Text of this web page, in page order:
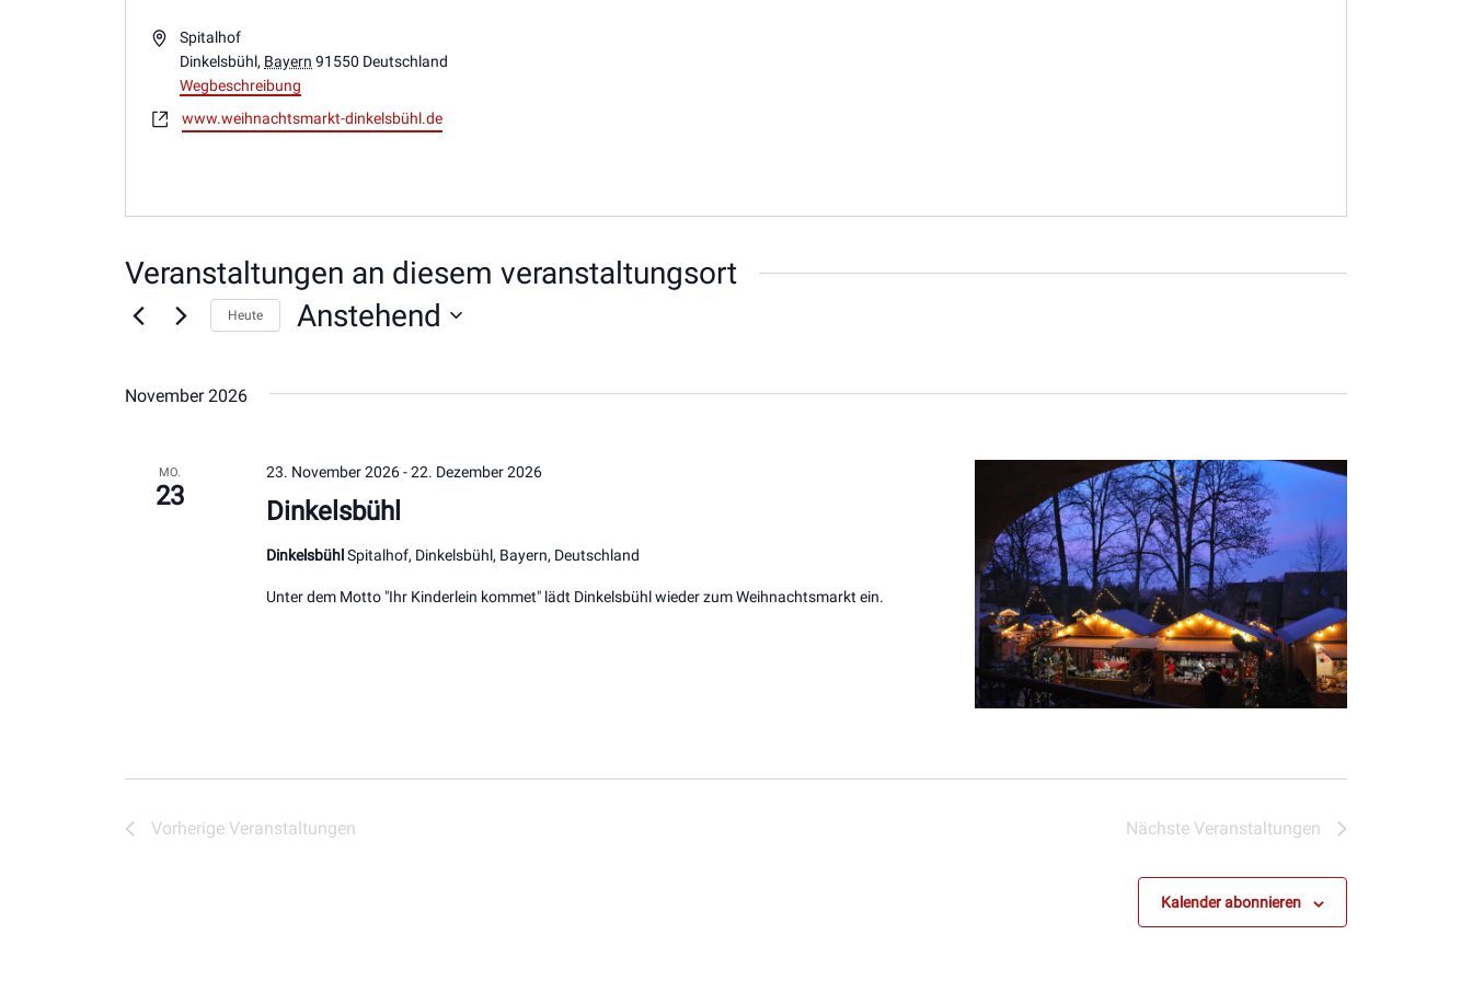
AdresseSpitalhof
Dinkelsbühl, Bayern 91550 Deutschland
Wegbeschreibung
Webseitewww.weihnachtsmarkt-dinkelsbühl.de
Veranstaltungen an diesem veranstaltungsort
Heute Anstehend
November 2026
MO.
23 Dinkelsbühl
23. November 2026-22. Dezember 2026
DinkelsbühlSpitalhof, Dinkelsbühl, Bayern, Deutschland
Unter dem Motto "Ihr Kinderlein kommet" lädt Dinkelsbühl wieder zum Weihnachtsmarkt ein.
Vorherige Veranstaltungen Nächste Veranstaltungen
Kalender abonnieren